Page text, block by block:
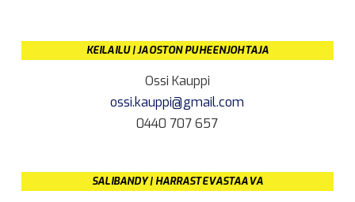
KEILAILU | JAOSTON PUHEENJOHTAJA
Ossi Kauppi
ossi.kauppi@gmail.com
0440 707 657
SALIBANDY | HARRASTEVASTAAVA